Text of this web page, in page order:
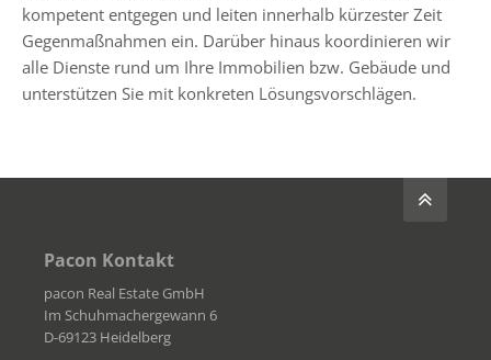
kompetent entgegen und leiten innerhalb kürzester Zeit
Gegenmaßnahmen ein. Darüber hinaus koordinieren wir
alle Dienste rund um Ihre Immobilien bzw. Gebäude und
unterstützen Sie mit konkreten Lösungsvorschlägen.
Pacon Kontakt
pacon Real Estate GmbH
Im Schuhmachergewann 6
D-69123 Heidelberg